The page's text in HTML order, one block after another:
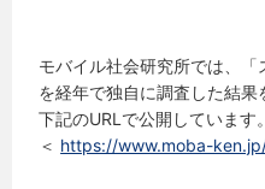
モバイル社会研究所では、
を経年で独自に調査した結
下記のURLで公開しています
＜ https://www.moba-